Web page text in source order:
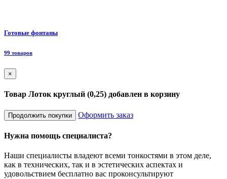
Готовые фонтаны
99 товаров
×
Товар Лоток круглый (0,25) добавлен в корзину
Продолжить покупки Оформить заказ
Нужна помощь специалиста?
Наши специалисты владеют всеми тонкостями в этом деле,
как в технических, так и в эстетических аспектах и
удовольствием бесплатно вас проконсультируют